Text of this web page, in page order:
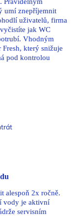
umí znepříjemnit
uživatelů, firma
jak WC
Vhodným
který snižuje
pod kontrolou
alespoň 2x ročně.
vody je aktivní
servisním